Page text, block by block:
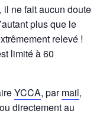
il ne fait aucun doute
plus que le
relevé !
limité à 60
YCCA, parmail,
directement au